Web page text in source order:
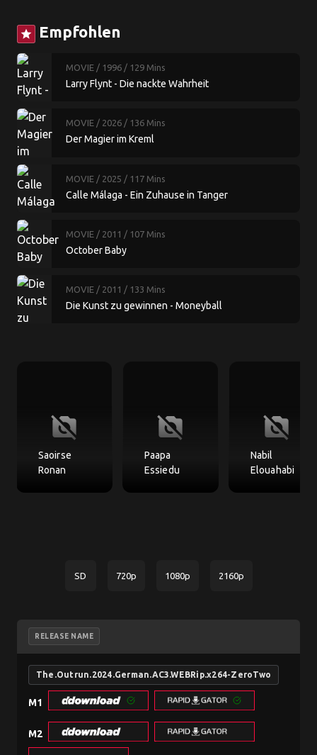
star Empfohlen
MOVIE / 1996 / 129 Mins
Larry Flynt - Die nackte Wahrheit
MOVIE / 2026 / 136 Mins
Der Magier im Kreml
MOVIE / 2025 / 117 Mins
Calle Málaga - Ein Zuhause in Tanger
MOVIE / 2011 / 107 Mins
October Baby
MOVIE / 2011 / 133 Mins
Die Kunst zu gewinnen - Moneyball
no_photography
Saoirse
Ronan
no_photography
Paapa
Essiedu
no_photography
Nabil
Elouahabi
SD 720p 1080p 2160p
RELEASE NAME
The.Outrun.2024.German.AC3.WEBRip.x264-ZeroTwo
M1
M2